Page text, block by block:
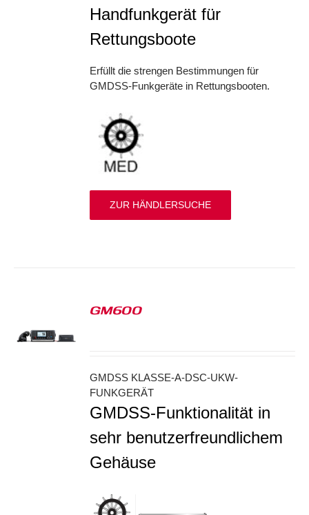
Handfunkgerät für
Rettungsboote
Erfüllt die strengen Bestimmungen für
GMDSS-Funkgeräte in Rettungsbooten.
ZUR HÄNDLERSUCHE
GM600
GMDSS KLASSE-A-DSC-UKW-
FUNKGERÄT
GMDSS-Funktionalität in
sehr benutzerfreundlichem
Gehäuse